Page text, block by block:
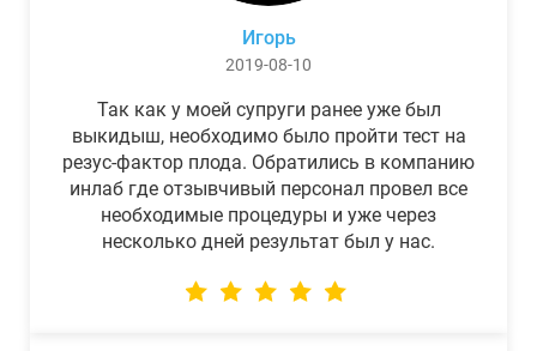
Игорь
2019-08-10
Так как у моей супруги ранее уже был
выкидыш, необходимо было пройти тест на
резус-фактор плода. Обратились в компанию
инлаб где отзывчивый персонал провел все
необходимые процедуры и уже через
несколько дней результат был у нас.